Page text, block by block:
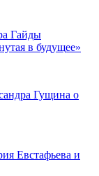
Гайды
в будущее»
Гущина о
Евстафьева и